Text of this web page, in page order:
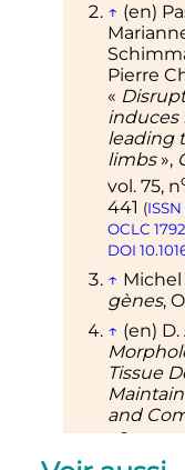
↑ (en)
Pierre
«
induces
leading
limbs »,
vol. 75, n
441 (ISSN
OCLC
DOI
↑ Michel
gènes,
↑ (en) D.
Tissue
and
no 2,